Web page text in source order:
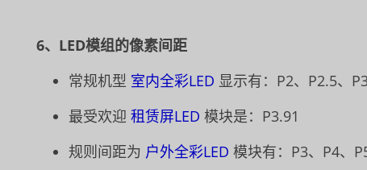
6、LED模组的像素间距
常规机型 室内全彩LED 显示有：P2、P2.5、
最受欢迎 租赁屏LED 模块是：P3.91
规则间距为 户外全彩LED 模块有：P3、P4、